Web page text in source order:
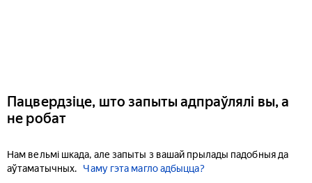
Пацвердзіце, што запыты адпраўлялі вы, а
не робат
Нам вельмі шкада, але запыты з вашай прылады падобныя да
аўтаматычных.
Чаму гэта магло адбыцца?